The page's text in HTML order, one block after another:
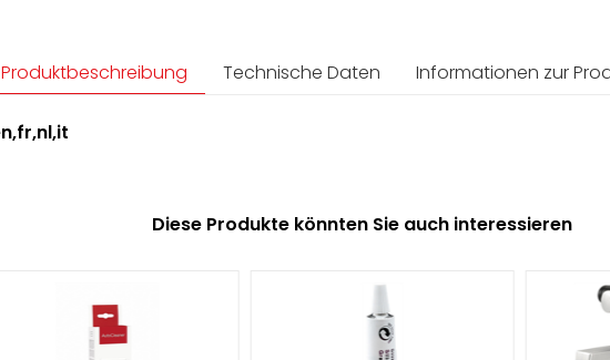
Produktbeschreibung Technische Daten Informationen zur
Diese Produkte könnten Sie auch interessieren